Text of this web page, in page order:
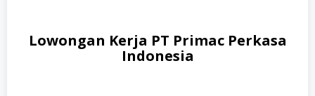
Lowongan Kerja PT Primac Perkasa
Indonesia